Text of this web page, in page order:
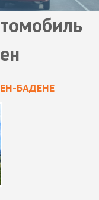
БАДЕНЕ